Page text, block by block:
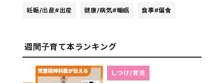
妊娠/出産#出産 健康/病気#睡眠 食事#偏食
週間子育て本ランキング
しつけ/育児